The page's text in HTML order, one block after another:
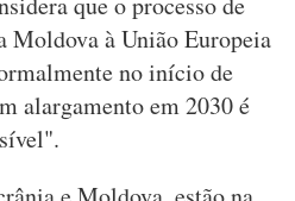
Moldova à União Europeia
no início de
alargamento em 2030 é